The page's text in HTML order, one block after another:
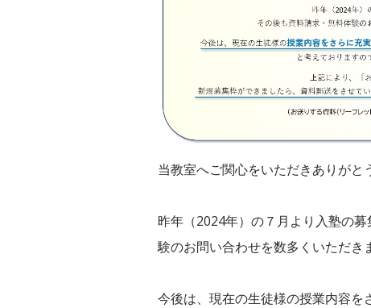
当教室へご関心をいただきありがと
昨年（2024年）の７月より入塾の
験のお問い合わせを数多くいただき
今後は、現在の生徒様の授業内容を